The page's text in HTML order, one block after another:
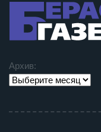
Архив: